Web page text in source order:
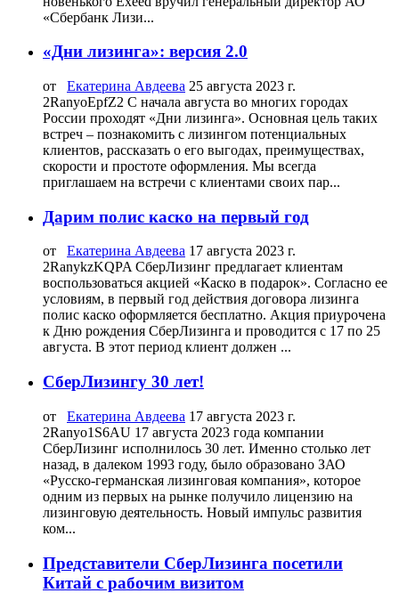
«Сбербанк Лизи...
«Дни лизинга»: версия 2.0
от Екатерина Авдеева 25 августа 2023 г.
2RanyoEpfZ2 С начала августа во многих городах
России проходят «Дни лизинга». Основная цель таких
встреч – познакомить с лизингом потенциальных
клиентов, рассказать о его выгодах, преимуществах,
скорости и простоте оформления. Мы всегда
приглашаем на встречи с клиентами своих пар...
Дарим полис каско на первый год
от Екатерина Авдеева 17 августа 2023 г.
2RanykzKQPA СберЛизинг предлагает клиентам
воспользоваться акцией «Каско в подарок». Согласно ее
условиям, в первый год действия договора лизинга
полис каско оформляется бесплатно. Акция приурочена
к Дню рождения СберЛизинга и проводится с 17 по 25
августа. В этот период клиент должен ...
СберЛизингу 30 лет!
от Екатерина Авдеева 17 августа 2023 г.
2Ranyo1S6AU 17 августа 2023 года компании
СберЛизинг исполнилось 30 лет. Именно столько лет
назад, в далеком 1993 году, было образовано ЗАО
«Русско-германская лизинговая компания», которое
одним из первых на рынке получило лицензию на
лизинговую деятельность. Новый импульс развития
ком...
Представители СберЛизинга посетили
Китай с рабочим визитом